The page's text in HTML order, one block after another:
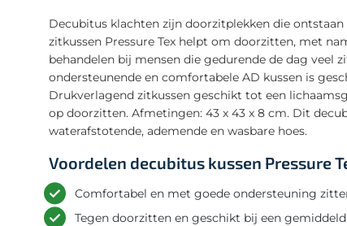
Decubitus klachten zijn doorzitplekken die
zitkussen Pressure Tex helpt om doorzitten, met
behandelen bij mensen die gedurende de dag veel
ondersteunende en comfortabele AD kussen is
Drukverlagend zitkussen geschikt tot een
op doorzitten. Afmetingen: 43 x 43 x 8 cm. Dit
waterafstotende, ademende en wasbare hoes.
Voordelen decubitus kussen Pressure
Comfortabel en met goede ondersteuning
Tegen doorzitten en geschikt bij een